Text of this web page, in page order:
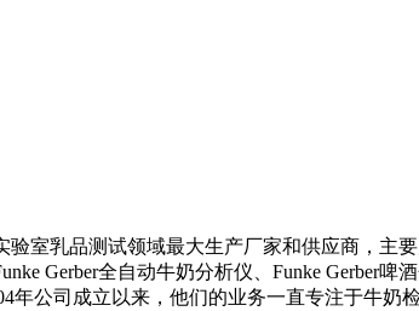
验室乳品测试领域最大生产厂家和供应商，
Gerber全自动牛奶分析仪、Funke Gerber啤
公司成立以来，他们的业务一直专注于牛奶